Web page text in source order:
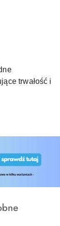
trwałość i